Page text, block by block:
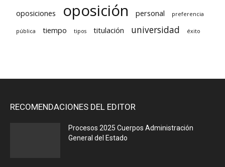
oposiciones oposición personal preferencia
pública tiempo tipos titulación universidad éxito
RECOMENDACIONES DEL EDITOR
Procesos 2025 Cuerpos Administración
General del Estado